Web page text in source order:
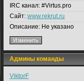
IRC канал: #Virtus.pro
Сайт: www.rekrut.ru
Описание: Не указано
Админы команды
ViktorF